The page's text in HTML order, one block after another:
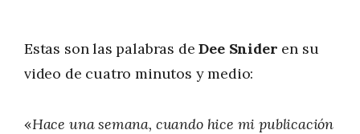
Estas son las palabras deDee Snider en su
video de cuatro minutos y medio:
«Hace una semana, cuando hice mi publicación